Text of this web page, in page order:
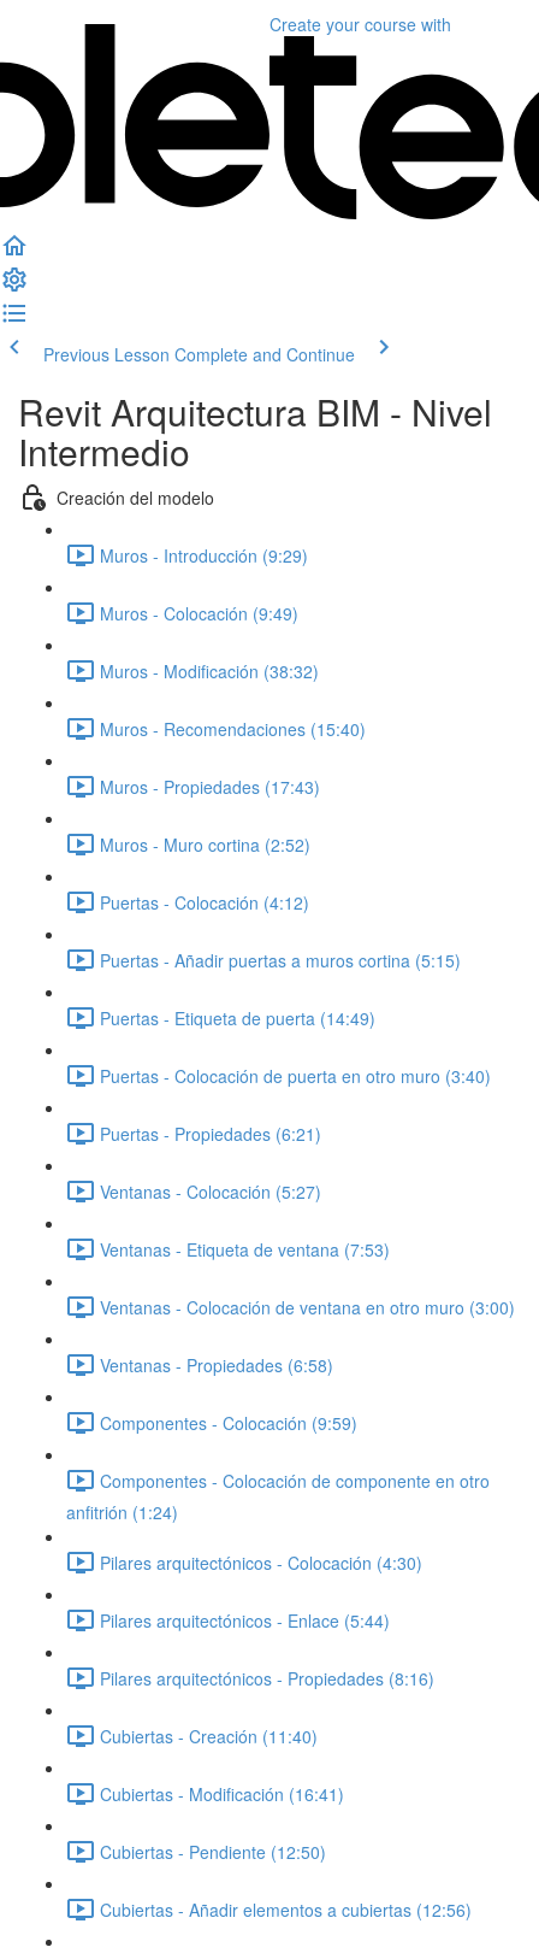
Create your course with
Previous Lesson Complete and Continue
Revit Arquitectura BIM - Nivel
Intermedio
Creación del modelo
Muros - Introducción (9:29)
Muros - Colocación (9:49)
Muros - Modificación (38:32)
Muros - Recomendaciones (15:40)
Muros - Propiedades (17:43)
Muros - Muro cortina (2:52)
Puertas - Colocación (4:12)
Puertas - Añadir puertas a muros cortina (5:15)
Puertas - Etiqueta de puerta (14:49)
Puertas - Colocación de puerta en otro muro (3:40)
Puertas - Propiedades (6:21)
Ventanas - Colocación (5:27)
Ventanas - Etiqueta de ventana (7:53)
Ventanas - Colocación de ventana en otro muro (3:00)
Ventanas - Propiedades (6:58)
Componentes - Colocación (9:59)
Componentes - Colocación de componente en otro
anfitrión (1:24)
Pilares arquitectónicos - Colocación (4:30)
Pilares arquitectónicos - Enlace (5:44)
Pilares arquitectónicos - Propiedades (8:16)
Cubiertas - Creación (11:40)
Cubiertas - Modificación (16:41)
Cubiertas - Pendiente (12:50)
Cubiertas - Añadir elementos a cubiertas (12:56)